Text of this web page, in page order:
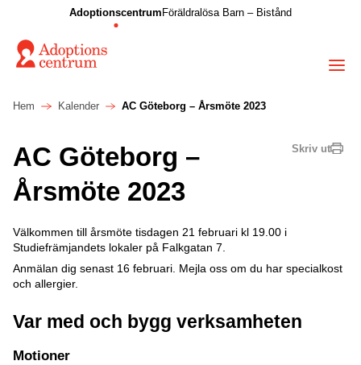
Adoptionscentrum Föräldralösa Barn – Bistånd
Hem Kalender AC Göteborg – Årsmöte 2023
Skriv ut
AC Göteborg –
Årsmöte 2023
Välkommen till årsmöte tisdagen 21 februari kl 19.00 i
Studiefrämjandets lokaler på Falkgatan 7.
Anmälan dig senast 16 februari. Mejla oss om du har specialkost
och allergier.
Var med och bygg verksamheten
Motioner